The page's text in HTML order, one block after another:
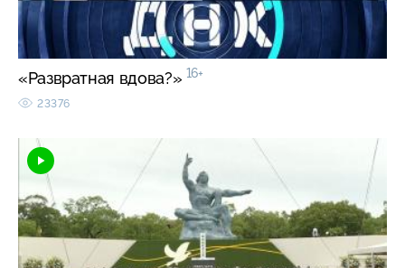
«Развратная вдова?» 16+
23376